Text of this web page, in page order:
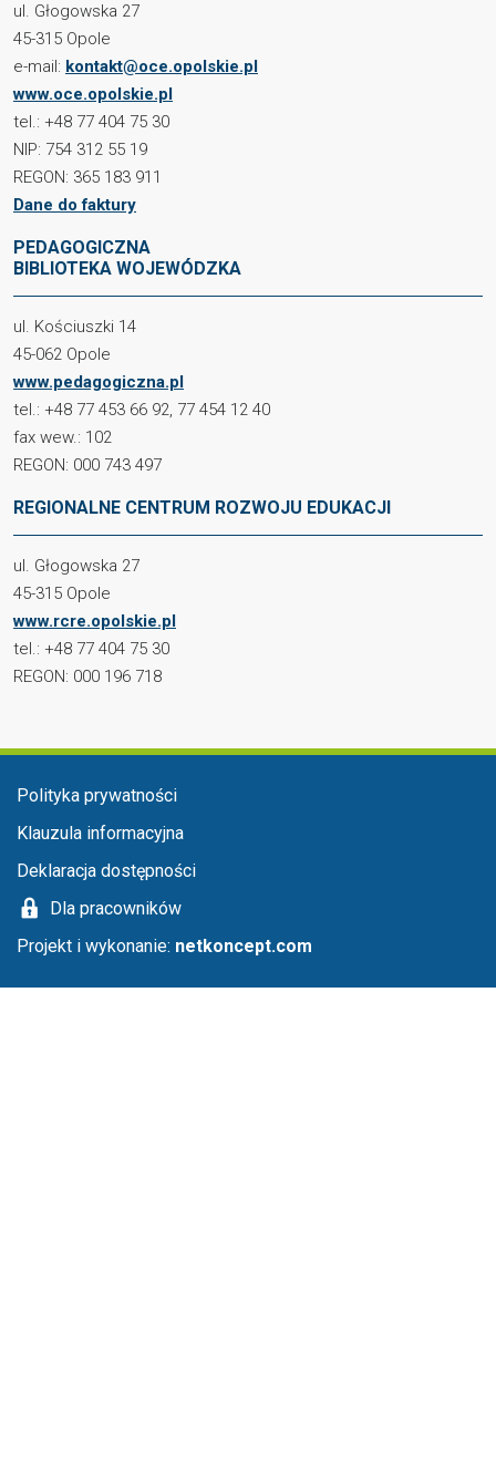
ul. Głogowska 27
45-315 Opole
e-mail: kontakt@oce.opolskie.pl
www.oce.opolskie.pl
tel.: +48 77 404 75 30
NIP: 754 312 55 19
REGON: 365 183 911
Dane do faktury
PEDAGOGICZNA
BIBLIOTEKA WOJEWÓDZKA
ul. Kościuszki 14
45-062 Opole
www.pedagogiczna.pl
tel.: +48 77 453 66 92, 77 454 12 40
fax wew.: 102
REGON: 000 743 497
REGIONALNE CENTRUM ROZWOJU EDUKACJI
ul. Głogowska 27
45-315 Opole
www.rcre.opolskie.pl
tel.: +48 77 404 75 30
REGON: 000 196 718
Menu stopka
Polityka prywatności
Klauzula informacyjna
Deklaracja dostępności
Dla pracowników
Projekt i wykonanie: netkoncept.com